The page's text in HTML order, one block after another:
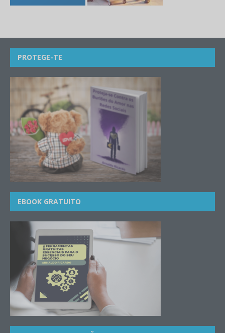
PROTEGE-TE
EBOOK GRATUITO